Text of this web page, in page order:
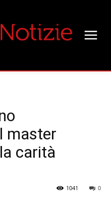
master
carità
0
1041